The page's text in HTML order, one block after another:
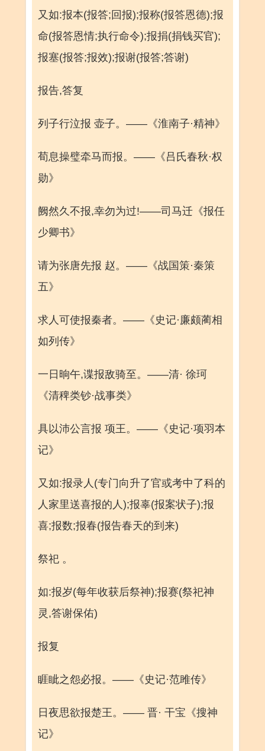
又如:报本(报答;回报);报称(报答恩德);报
命(报答恩情;执行命令);报捐(捐钱买官);
报塞(报答;报效);报谢(报答;答谢)
报告,答复
列子行泣报 壶子。——《淮南子·精神》
荀息操璧牵马而报。——《吕氏春秋·权
勋》
阙然久不报,幸勿为过!——司马迁《报任
少卿书》
请为张唐先报 赵。——《战国策·秦策
五》
求人可使报秦者。——《史记·廉颇蔺相
如列传》
一日晌午,谍报敌骑至。——清· 徐珂
《清稗类钞·战事类》
具以沛公言报 项王。——《史记·项羽本
记》
又如:报录人(专门向升了官或考中了科的
人家里送喜报的人);报辜(报案状子);报
喜;报数;报春(报告春天的到来)
祭祀 。
如:报岁(每年收获后祭神);报赛(祭祀神
灵,答谢保佑)
报复
睚眦之怨必报。——《史记·范雎传》
日夜思欲报楚王。—— 晋· 干宝《搜神
记》